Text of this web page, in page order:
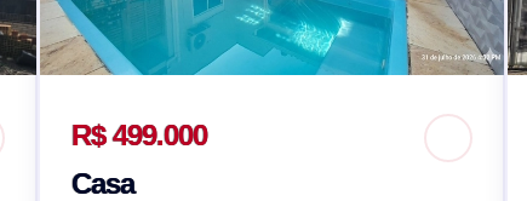
R$ 499.000
Casa